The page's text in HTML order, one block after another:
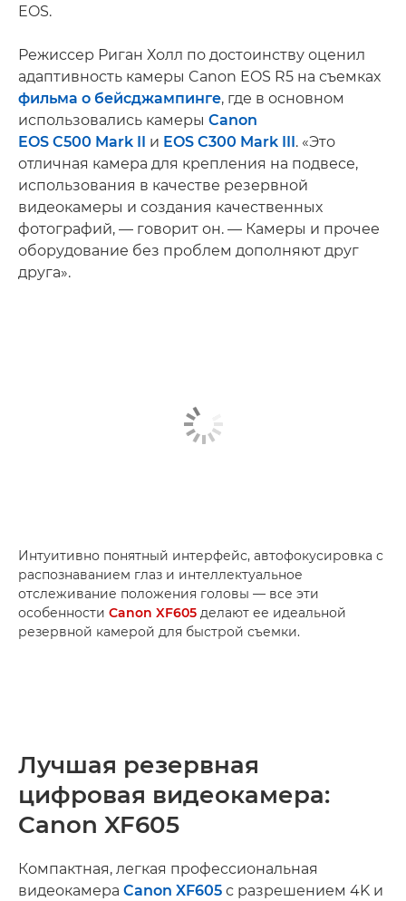
EOS.
Режиссер Риган Холл по достоинству оценил
адаптивность камеры Canon EOS R5 на съемках
фильма о бейсджампинге, где в основном
использовались камеры Canon
EOS C500 Mark II
и EOS C300 Mark III . «Это
отличная камера для крепления на подвесе,
использования в качестве резервной
видеокамеры и создания качественных
фотографий, — говорит он. — Камеры и прочее
оборудование без проблем дополняют друг
друга».
Интуитивно понятный интерфейс, автофокусировка с
распознаванием глаз и интеллектуальное
отслеживание положения головы — все эти
особенности Canon XF605 делают ее идеальной
резервной камерой для быстрой съемки.
Лучшая резервная
цифровая видеокамера:
Canon XF605
Компактная, легкая профессиональная
видеокамера Canon XF605 с разрешением 4K и